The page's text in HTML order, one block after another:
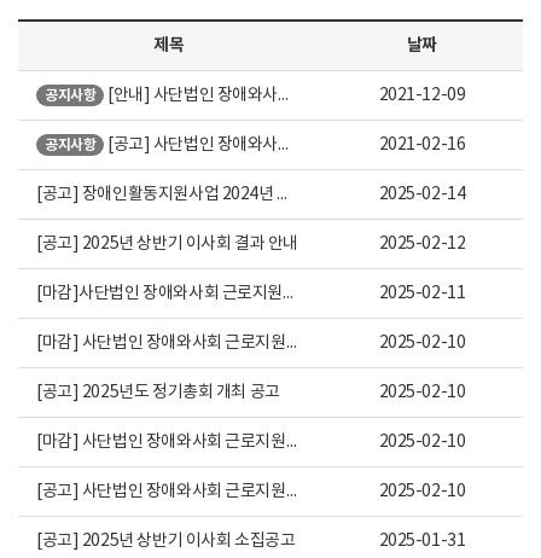
제목 날짜
- 공지사항 [안내] 사단법인 장애와사회 후원하기 관리자2021-12-09
- 공지사항 [공고] 사단법인 장애와사회 회원 모집(연중) 관리자2021-02-16
공고 [공고] 장애인활동지원사업 2024년 결산 및 2025년 예산 공고 관리자2025-02-14
공고
[공고] 2025년 상반기 이사회 결과 안내 관리자2025-02-12
공고 [마감]사단법인 장애와사회 근로지원인 모집(양천구, 사무직, 일8H) 관리자2025-02-11
공고 [마감] 사단법인 장애와사회 근로지원인 모집(국회의사당역 인근, 사무직, 일8H, 경력자 우대) 관리자2025-02-10
공고
[공고] 2025년도 정기총회 개최 공고 관리자2025-02-10
공고 [마감] 사단법인 장애와사회 근로지원인 모집(강서구, 카페, 일8H) 관리자2025-02-10
공고 [공고] 사단법인 장애와사회 근로지원인 모집(동작구, 일 4H) 관리자2025-02-10
공고
[공고] 2025년 상반기 이사회 소집공고 관리자2025-01-31